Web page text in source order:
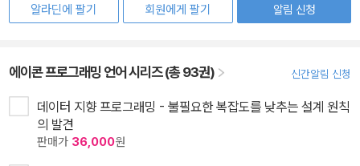
알라딘에 팔기
회원에게 팔기
알림 신청
에이콘 프로그래밍 언어 시리즈 (총 93권) 신간알림 신청
데이터 지향 프로그래밍 - 불필요한 복잡도를 낮추는 설계 원칙
의 발견
판매가 36,000원